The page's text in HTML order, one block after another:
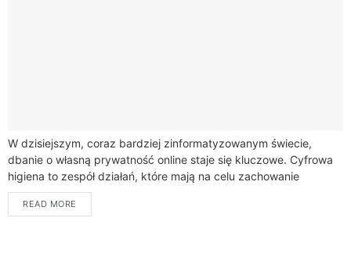
W dzisiejszym, coraz bardziej zinformatyzowanym świecie,
dbanie o własną prywatność online staje się kluczowe. Cyfrowa
higiena to zespół działań, które mają na celu zachowanie
równowagi między życiem online a offline,...
READ MORE